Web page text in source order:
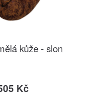
kůže - slon
Kč